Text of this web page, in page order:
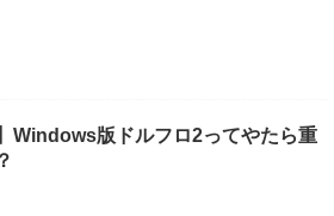
Windows版ドルフロ2ってやたら重